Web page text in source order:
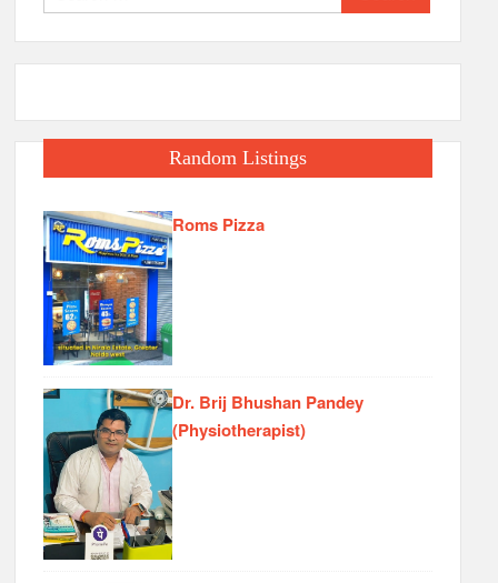
for:
Random Listings
Roms Pizza
Dr. Brij Bhushan Pandey
(Physiotherapist)